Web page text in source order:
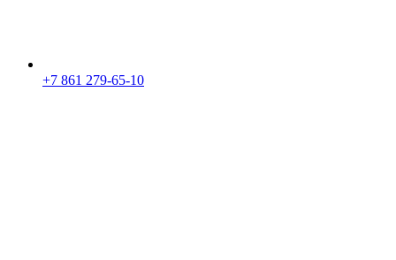
+7 861 279-65-10